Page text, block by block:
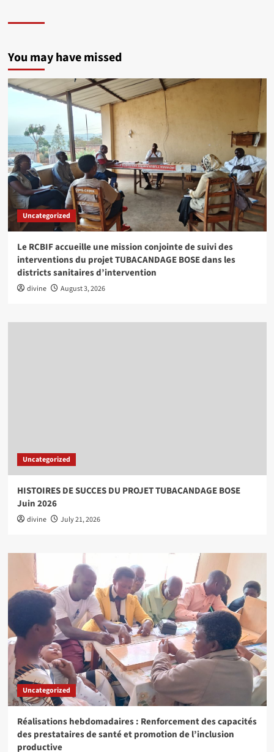
You may have missed
Uncategorized
Le RCBIF accueille une mission conjointe de suivi des
interventions du projet TUBACANDAGE BOSE dans les
districts sanitaires d’intervention
divine August 3, 2026
Uncategorized
HISTOIRES DE SUCCES DU PROJET TUBACANDAGE BOSE
Juin 2026
divine July 21, 2026
Uncategorized
Réalisations hebdomadaires : Renforcement des capacités
des prestataires de santé et promotion de l’inclusion
productive